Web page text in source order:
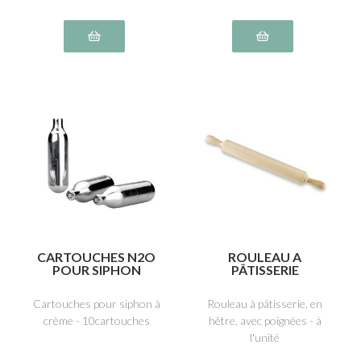
CARTOUCHES N2O
POUR SIPHON
Cartouches pour siphon à
crème - 10cartouches
ROULEAU A
PÂTISSERIE
Rouleau à pâtisserie, en
hêtre, avec poignées - à
l'unité